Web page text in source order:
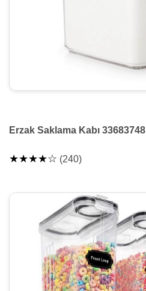
Erzak Saklama Kabı 33683748
★★★★☆ (240)